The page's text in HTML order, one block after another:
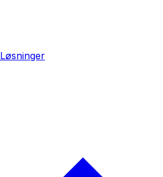
Løsninger